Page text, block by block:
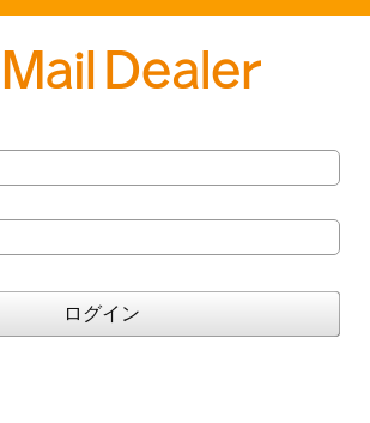
ログイン